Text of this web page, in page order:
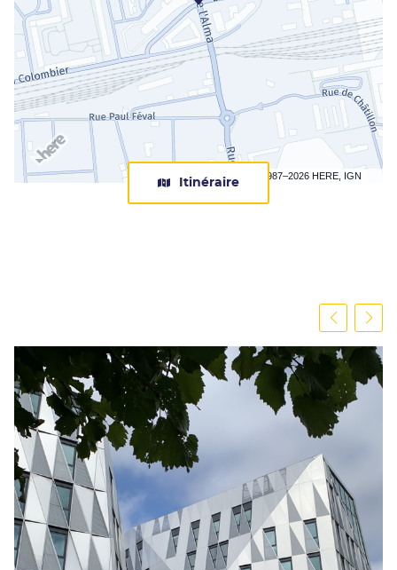
Terms of use © 1987–2026 HERE, IGN
Itinéraire
jusqu'au
centre